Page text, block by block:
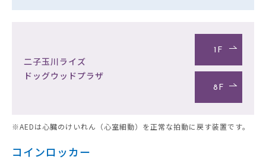
二子玉川ライズ
ドッグウッドプラザ
1F
8F
※AEDは心臓のけいれん（心室細動）を正常な拍動に戻す装置です。
コインロッカー